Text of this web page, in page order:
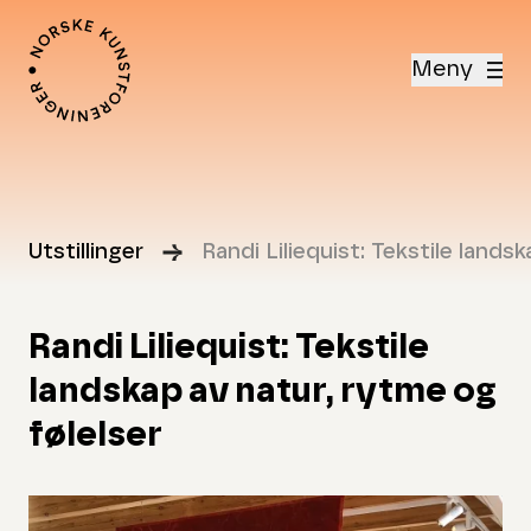
Meny
Utstillinger Randi Liliequist: Tekstile
Randi Liliequist: Tekstile
landskap av natur, rytme og
følelser